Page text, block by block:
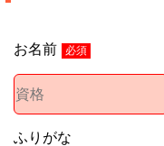
お名前 必須
ふりがな